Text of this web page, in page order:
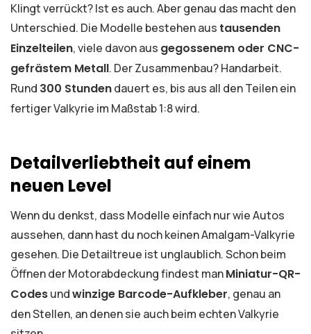
Klingt verrückt? Ist es auch. Aber genau das macht den
Unterschied. Die Modelle bestehen aus tausenden
Einzelteilen, viele davon aus gegossenem oder CNC-
gefrästem Metall. Der Zusammenbau? Handarbeit.
Rund 300 Stundendauert es, bis aus all den Teilen ein
fertiger Valkyrie im Maßstab 1:8 wird.
Detailverliebtheit auf einem
neuen Level
Wenn du denkst, dass Modelle einfach nur wie Autos
aussehen, dann hast du noch keinen Amalgam-Valkyrie
gesehen. Die Detailtreue ist unglaublich. Schon beim
Öffnen der Motorabdeckung findest manMiniatur-QR-
Codesundwinzige Barcode-Aufkleber, genau an
den Stellen, an denen sie auch beim echten Valkyrie